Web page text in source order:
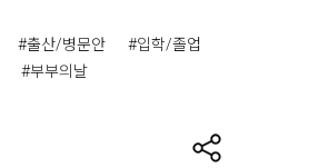
#출산/병문안
#입학/졸업
#부부의날